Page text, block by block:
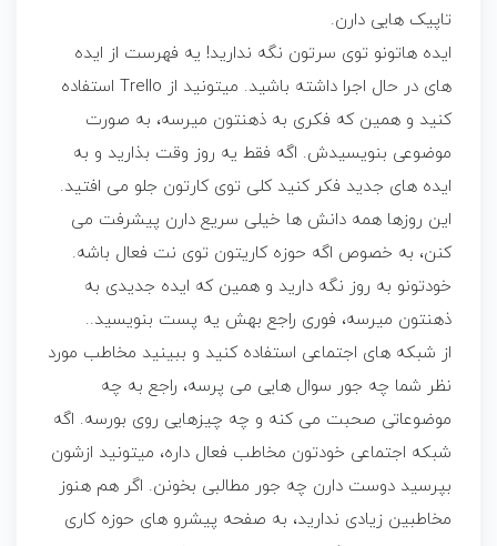
تاپیک هایی دارن.
ایده هاتونو توی سرتون نگه ندارید! یه فهرست از ایده
های در حال اجرا داشته باشید. میتونید از Trello استفاده
کنید و همین که فکری به ذهنتون میرسه، به صورت
موضوعی بنویسیدش. اگه فقط یه روز وقت بذارید و به
ایده های جدید فکر کنید کلی توی کارتون جلو می افتید.
این روزها همه دانش ها خیلی سریع دارن پیشرفت می
کنن، به خصوص اگه حوزه کاریتون توی نت فعال باشه.
خودتونو به روز نگه دارید و همین که ایده جدیدی به
ذهنتون میرسه، فوری راجع بهش یه پست بنویسید..
از شبکه های اجتماعی استفاده کنید و ببینید مخاطب مورد
نظر شما چه جور سوال هایی می پرسه، راجع به چه
موضوعاتی صحبت می کنه و چه چیزهایی روی بورسه. اگه
شبکه اجتماعی خودتون مخاطب فعال داره، میتونید ازشون
بپرسید دوست دارن چه جور مطالبی بخونن. اگر هم هنوز
مخاطبین زیادی ندارید، به صفحه پیشرو های حوزه کاری